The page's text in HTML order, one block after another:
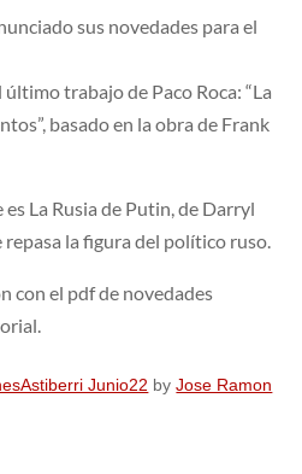
sus novedades para el
trabajo de Paco Roca: “La
basado en la obra de Frank
La Rusia de Putin, de Darryl
la figura del político ruso.
con el pdf de novedades
Junio22 byJose Ramon